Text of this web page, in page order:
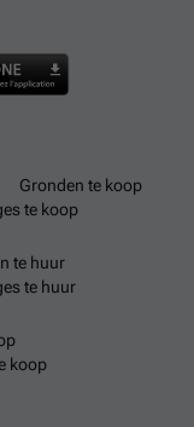
Gronden te koop
te koop
te huur
te huur
koop